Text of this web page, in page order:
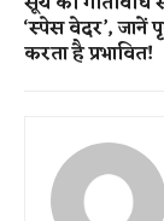
‘स्पेस वेदर’, जानें
करता है प्रभावित!